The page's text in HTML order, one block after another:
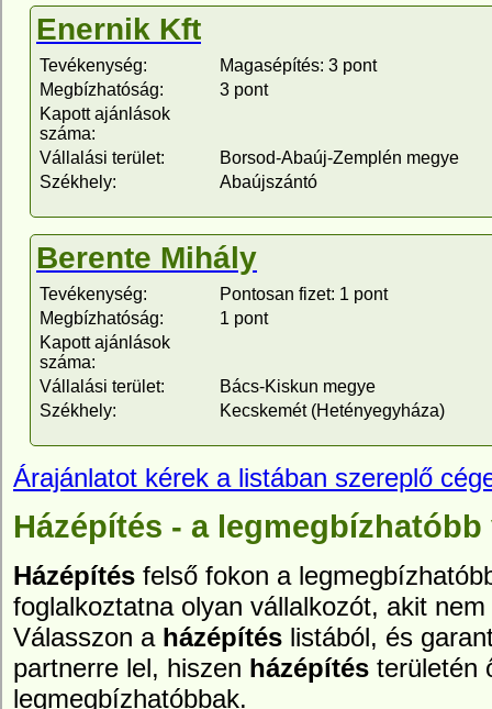
Enernik Kft
Tevékenység:
Magasépítés: 3 pont
Megbízhatóság:
3 pont
Kapott ajánlások
száma:
Vállalási terület:
Borsod-Abaúj-Zemplén megye
Székhely:
Abaújszántó
Berente Mihály
Tevékenység:
Pontosan fizet: 1 pont
Megbízhatóság:
1 pont
Kapott ajánlások
száma:
Vállalási terület:
Bács-Kiskun megye
Székhely:
Kecskemét (Hetényegyháza)
Árajánlatot kérek a listában szereplő
Házépítés - a
Házépítés felső fokon a
foglalkoztatna olyan vállalkozót, akit
Válasszon a házépítés listából, és
partnerre lel, hiszen házépítés területén
legmegbízhatóbbak.